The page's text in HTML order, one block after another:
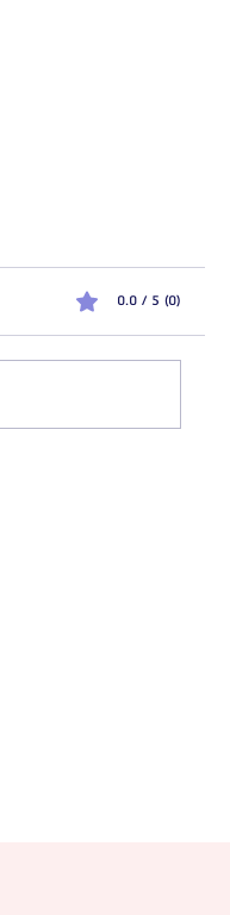
0.0 / 5 (0)